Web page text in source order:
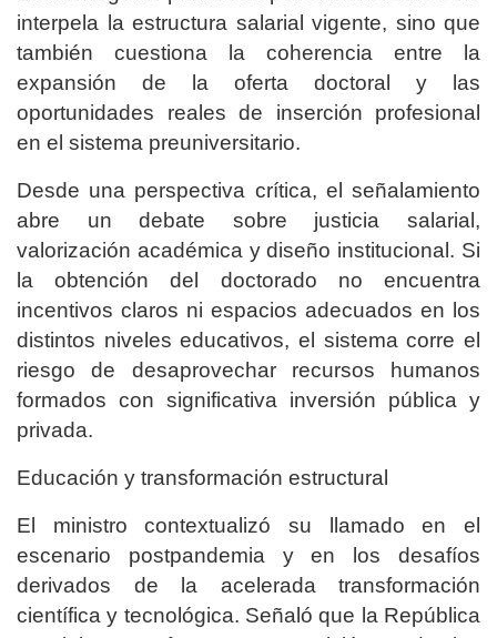
interpela la estructura salarial vigente, sino que
también cuestiona la coherencia entre la
expansión de la oferta doctoral y las
oportunidades reales de inserción profesional
en el sistema preuniversitario.
Desde una perspectiva crítica, el señalamiento
abre un debate sobre justicia salarial,
valorización académica y diseño institucional. Si
la obtención del doctorado no encuentra
incentivos claros ni espacios adecuados en los
distintos niveles educativos, el sistema corre el
riesgo de desaprovechar recursos humanos
formados con significativa inversión pública y
privada.
Educación y transformación estructural
El ministro contextualizó su llamado en el
escenario postpandemia y en los desafíos
derivados de la acelerada transformación
científica y tecnológica. Señaló que la República